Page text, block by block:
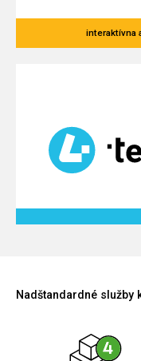
interaktívna
Nadštandardné služby